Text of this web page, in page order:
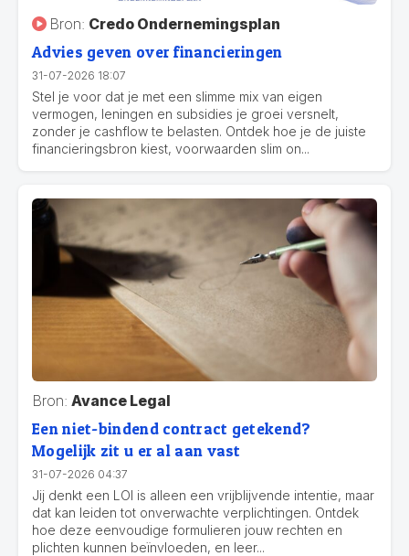
Bron: Credo Ondernemingsplan
Advies geven over financieringen
31-07-2026 18:07
Stel je voor dat je met een slimme mix van eigen
vermogen, leningen en subsidies je groei versnelt,
zonder je cashflow te belasten. Ontdek hoe je de juiste
financieringsbron kiest, voorwaarden slim on...
Bron: Avance Legal
Een niet-bindend contract getekend?
Mogelijk zit u er al aan vast
31-07-2026 04:37
Jij denkt een LOI is alleen een vrijblijvende intentie, maar
dat kan leiden tot onverwachte verplichtingen. Ontdek
hoe deze eenvoudige formulieren jouw rechten en
plichten kunnen beïnvloeden, en leer...